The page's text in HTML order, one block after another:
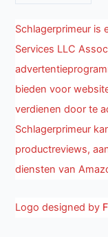
Schlagerprimeur is
Services LLC
bieden voor
verdienen door te
Schlagerprimeur
productreviews,
diensten van
Logo designed by